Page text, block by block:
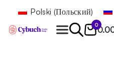
Polski (Польский)
0